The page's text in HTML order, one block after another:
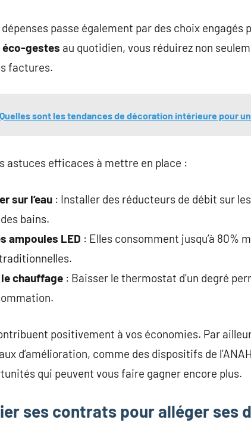
passe également par des choix engagés
éco-gestes au quotidien, vous réduirez non
factures.
Quelles sont les tendances de décoration intérieure pour
astuces efficaces à mettre en place :
sur l’eau : Installer des réducteurs de débit sur
bains.
ampoules LED : Elles consomment jusqu’à 80%
chauffage : Baisser le thermostat d’un degré
positivement à vos économies. Par
d’amélioration, comme des dispositifs de
qui peuvent vous faire gagner encore plus.
ses contrats pour alléger ses